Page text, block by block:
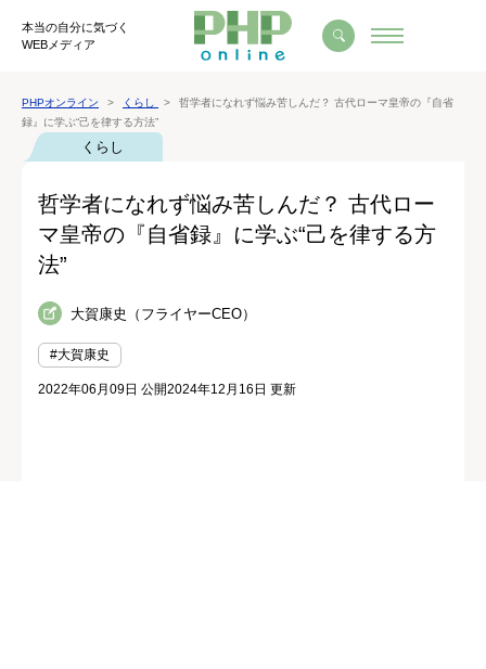
本当の自分に気づく
WEBメディア
PHPオンライン くらし
哲学者になれず悩み苦しんだ？ 古代ローマ皇帝の『自省
録』に学ぶ“己を律する方法”
くらし
哲学者になれず悩み苦しんだ？ 古代ロー
マ皇帝の『自省録』に学ぶ“己を律する方
法”
大賀康史（フライヤーCEO）
#大賀康史
2022年06月09日 公開2024年12月16日 更新